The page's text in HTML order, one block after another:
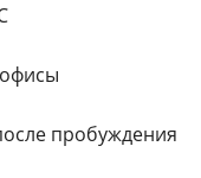
пробуждения